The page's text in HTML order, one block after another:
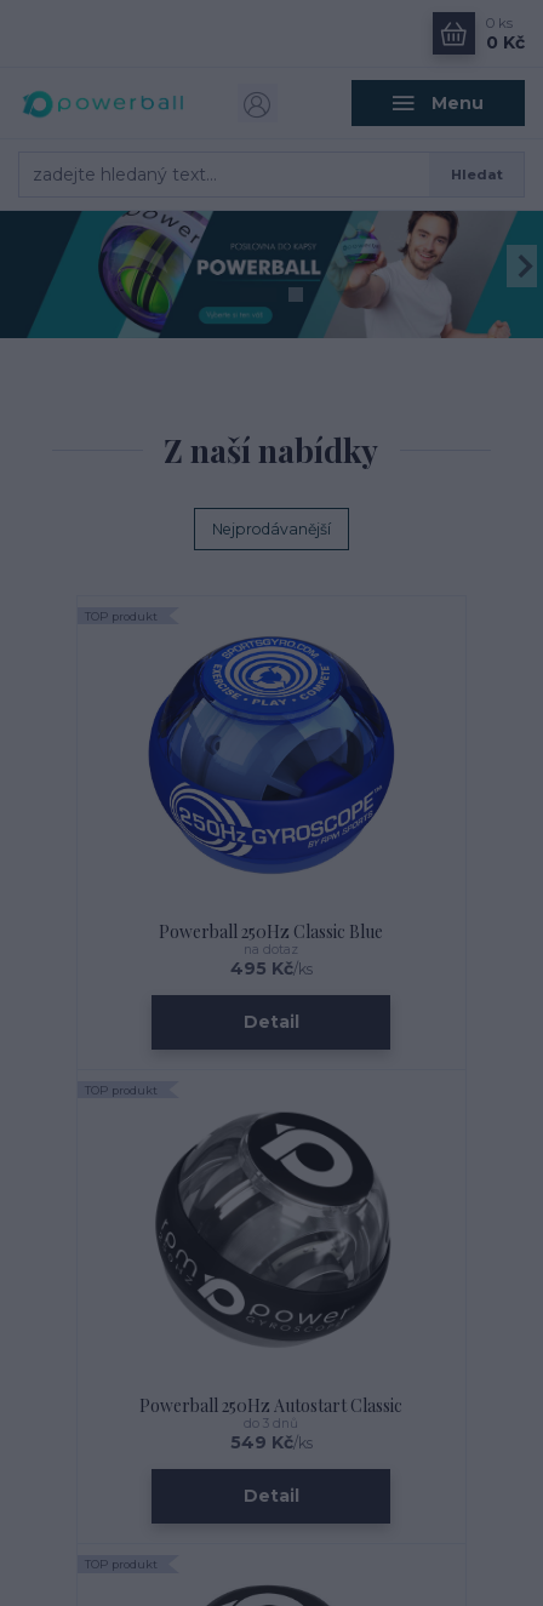
Menu
Hledat
0 ks
0 Kč
Z naší nabídky
Nejprodávanější
TOP produkt
Powerball 250Hz Classic Blue
495 Kč/ks
na dotaz
Detail
TOP produkt
Powerball 250Hz Autostart Classic
549 Kč/ks
do 3 dnů
Detail
TOP produkt